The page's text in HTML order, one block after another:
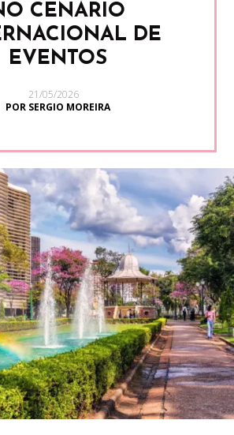
CENÁRIO
DE
EVENTOS
21/05/2026
POR SERGIO MOREIRA